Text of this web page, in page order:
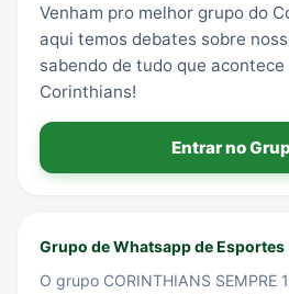
Vídeos
Venham pro melhor grupo do
aqui temos debates sobre
sabendo de tudo que
Corinthians!
Entrar no
Grupo de Whatsapp de Esportes
O grupo CORINTHIANS SEMPRE